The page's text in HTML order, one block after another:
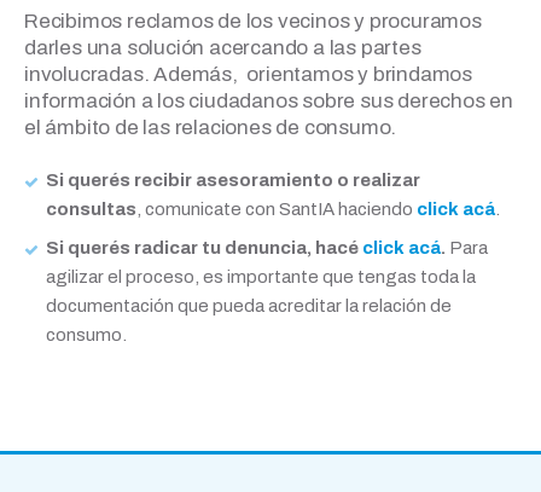
Recibimos reclamos de los vecinos y procuramos
darles una solución acercando a las partes
involucradas. Además, orientamos y brindamos
información a los ciudadanos sobre sus derechos en
el ámbito de las relaciones de consumo.
Si querés recibir asesoramiento o realizar
consultas , comunicate con SantIA haciendo click acá
Si querés radicar tu denuncia, hacé click acá. Para
agilizar el proceso, es importante que tengas toda la
documentación que pueda acreditar la relación de
consumo.